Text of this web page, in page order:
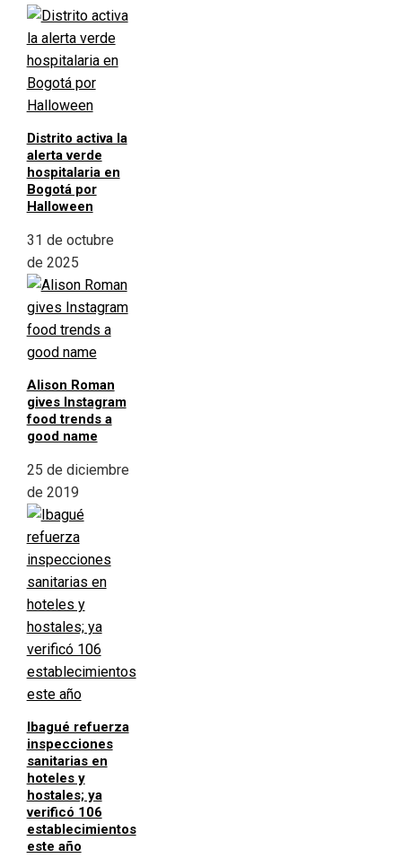
Distrito activa la
alerta verde
hospitalaria en
Bogotá por
Halloween
31 de octubre
de 2025
Alison Roman
gives Instagram
food trends a
good name
25 de diciembre
de 2019
Ibagué refuerza
inspecciones
sanitarias en
hoteles y
hostales; ya
verificó 106
establecimientos
este año